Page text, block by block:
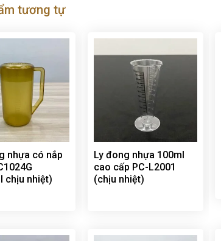
tương tự
nhựa có nắp
chịu nhiệt)
Ly đong nhựa 100ml
cao cấp PC-L2001
(chịu nhiệt)